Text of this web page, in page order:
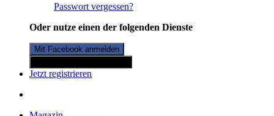
Passwort vergessen?
Oder nutze einen der folgenden Dienste
Mit Facebook anmelden
Jetzt registrieren